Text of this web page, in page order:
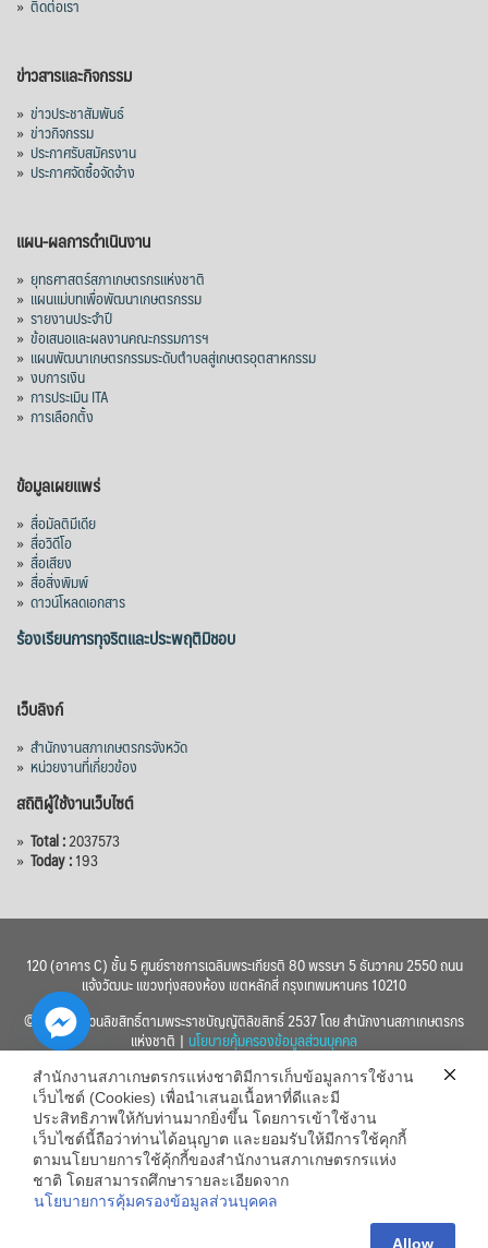
» ติดต่อเรา
ข่าวสารและกิจกรรม
» ข่าวประชาสัมพันธ์
» ข่าวกิจกรรม
» ประกาศรับสมัครงาน
» ประกาศจัดซื้อจัดจ้าง
แผน-ผลการดำเนินงาน
» ยุทธศาสตร์สภาเกษตรกรแห่งชาติ
» แผนแม่บทเพื่อพัฒนาเกษตรกรรม
» รายงานประจำปี
» ข้อเสนอและผลงานคณะกรรมการฯ
» แผนพัฒนาเกษตรกรรมระดับตำบลสู่เกษตรอุตสาหกรรม
» งบการเงิน
» การประเมิน ITA
» การเลือกตั้ง
ข้อมูลเผยแพร่
» สื่อมัลติมีเดีย
» สื่อวิดีโอ
» สื่อเสียง
» สื่อสิ่งพิมพ์
» ดาวน์โหลดเอกสาร
ร้องเรียนการทุจริตและประพฤติมิชอบ
เว็บลิงก์
» สำนักงานสภาเกษตรกรจังหวัด
» หน่วยงานที่เกี่ยวข้อง
สถิติผู้ใช้งานเว็บไซต์
» Total :2037573
» Today :193
120 (อาคาร C) ชั้น 5 ศูนย์ราชการเฉลิมพระเกียรติ 80 พรรษา 5 ธันวาคม 2550 ถนน
แจ้งวัฒนะ แขวงทุ่งสองห้อง เขตหลักสี่ กรุงเทพมหานคร 10210
© 2560 สงวนลิขสิทธิ์ตามพระราชบัญญัติลิขสิทธิ์ 2537 โดย สำนักงานสภาเกษตรกร
แห่งชาติ | นโยบายคุ้มครองข้อมูลส่วนบุคคล
สำนักงานสภาเกษตรกรแห่งชาติมีการเก็บข้อมูลการใช้งาน
เว็บไซต์ (Cookies) เพื่อนำเสนอเนื้อหาที่ดีและมี
ประสิทธิภาพให้กับท่านมากยิ่งขึ้น โดยการเข้าใช้งาน
เว็บไซต์นี้ถือว่าท่านได้อนุญาต และยอมรับให้มีการใช้คุกกี้
ตามนโยบายการใช้คุ้กกี้ของสำนักงานสภาเกษตรกรแห่ง
ชาติ โดยสามารถศึกษารายละเอียดจาก
นโยบายการคุ้มครองข้อมูลส่วนบุคคล
Allow
Hide
chaty